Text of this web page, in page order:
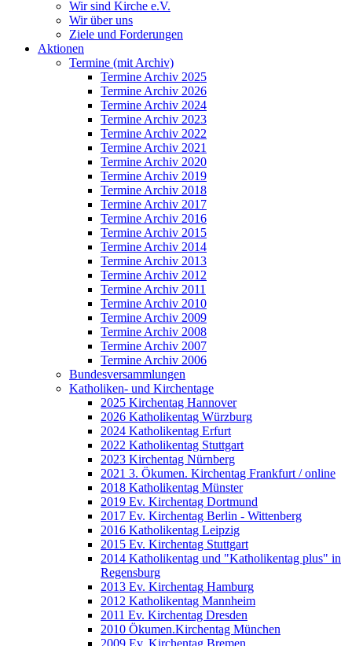
Wir sind Kirche e.V.
Wir über uns
Ziele und Forderungen
Aktionen
Termine (mit Archiv)
Termine Archiv 2025
Termine Archiv 2026
Termine Archiv 2024
Termine Archiv 2023
Termine Archiv 2022
Termine Archiv 2021
Termine Archiv 2020
Termine Archiv 2019
Termine Archiv 2018
Termine Archiv 2017
Termine Archiv 2016
Termine Archiv 2015
Termine Archiv 2014
Termine Archiv 2013
Termine Archiv 2012
Termine Archiv 2011
Termine Archiv 2010
Termine Archiv 2009
Termine Archiv 2008
Termine Archiv 2007
Termine Archiv 2006
Bundesversammlungen
Katholiken- und Kirchentage
2025 Kirchentag Hannover
2026 Katholikentag Würzburg
2024 Katholikentag Erfurt
2022 Katholikentag Stuttgart
2023 Kirchentag Nürnberg
2021 3. Ökumen. Kirchentag Frankfurt / online
2018 Katholikentag Münster
2019 Ev. Kirchentag Dortmund
2017 Ev. Kirchentag Berlin - Wittenberg
2016 Katholikentag Leipzig
2015 Ev. Kirchentag Stuttgart
2014 Katholikentag und "Katholikentag plus" in
Regensburg
2013 Ev. Kirchentag Hamburg
2012 Katholikentag Mannheim
2011 Ev. Kirchentag Dresden
2010 Ökumen.Kirchentag München
2009 Ev. Kirchentag Bremen